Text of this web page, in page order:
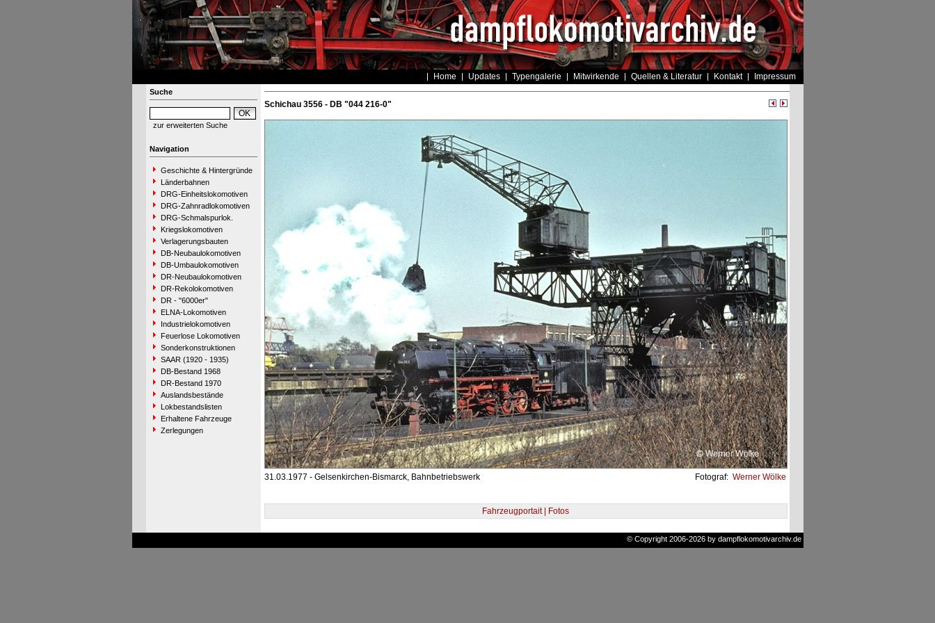
Home Updates Typengalerie Mitwirkende Quellen & Literatur Kontakt Impressum
Suche
zur erweiterten Suche
Navigation
Geschichte & Hintergründe
Länderbahnen
DRG-Einheitslokomotiven
DRG-Zahnradlokomotiven
DRG-Schmalspurlok.
Kriegslokomotiven
Verlagerungsbauten
DB-Neubaulokomotiven
DB-Umbaulokomotiven
DR-Neubaulokomotiven
DR-Rekolokomotiven
DR - "6000er"
ELNA-Lokomotiven
Industrielokomotiven
Feuerlose Lokomotiven
Sonderkonstruktionen
SAAR (1920 - 1935)
DB-Bestand 1968
DR-Bestand 1970
Auslandsbestände
Lokbestandslisten
Erhaltene Fahrzeuge
Zerlegungen
Schichau 3556 - DB "044 216-0"
31.03.1977 - Gelsenkirchen-Bismarck, Bahnbetriebswerk Fotograf: Werner Wölke
Fahrzeugportait | Fotos
© Copyright 2006-2026 by dampflokomotivarchiv.de